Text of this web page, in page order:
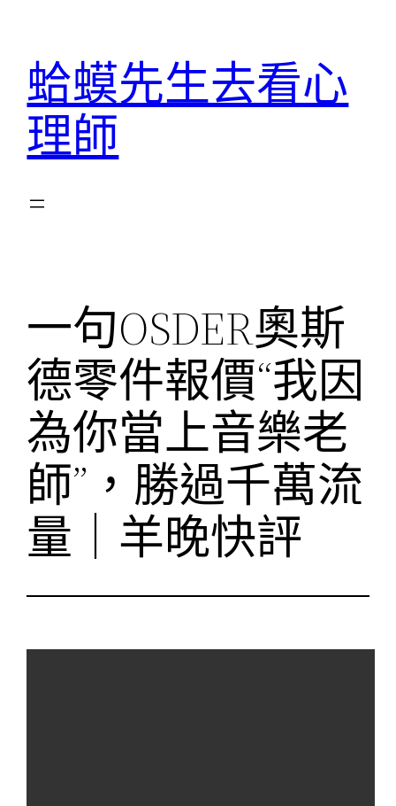
蛤蟆先生去看心
理師
一句OSDER奧斯
德零件報價“我因
為你當上音樂老
師”，勝過千萬流
量｜羊晚快評